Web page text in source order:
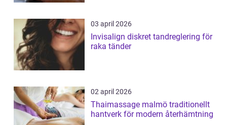
03 april 2026
Invisalign diskret tandreglering för
raka tänder
02 april 2026
Thaimassage malmö traditionellt
hantverk för modern återhämtning